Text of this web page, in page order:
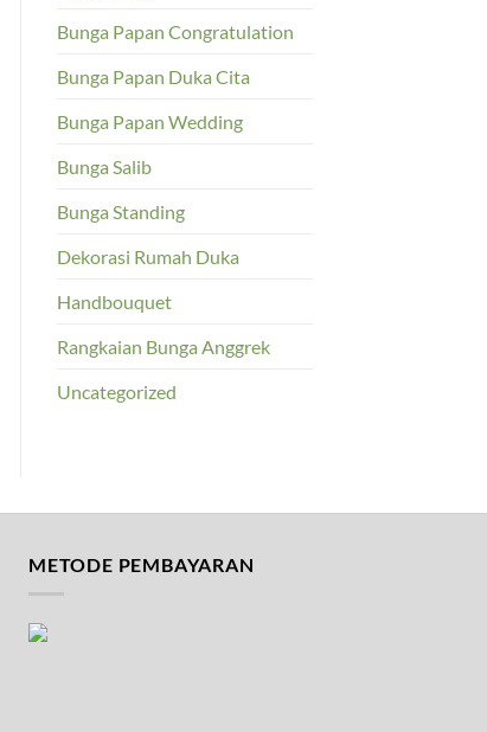
Bunga Papan Congratulation
Bunga Papan Duka Cita
Bunga Papan Wedding
Bunga Salib
Bunga Standing
Dekorasi Rumah Duka
Handbouquet
Rangkaian Bunga Anggrek
Uncategorized
METODE PEMBAYARAN